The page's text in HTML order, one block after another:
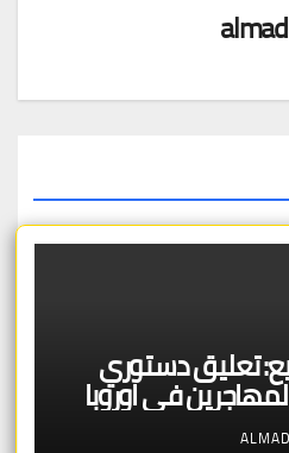
تعليق دستوري
في اوروبا